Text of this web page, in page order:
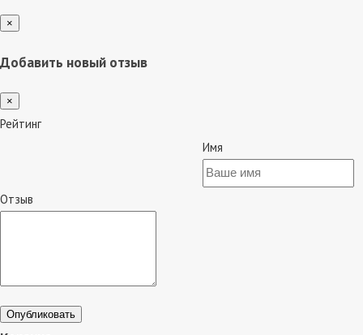
×
Добавить новый отзыв
×
Рейтинг
Имя
Отзыв
Опубликовать